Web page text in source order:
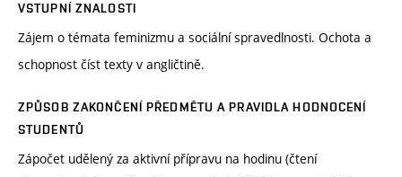
VSTUPNÍ ZNALOSTI
Zájem o témata feminizmu a sociální spravedlnosti. Ochota a
schopnost číst texty v angličtině.
ZPŮSOB ZAKONČENÍ PŘEDMĚTU A PRAVIDLA HODNOCENÍ
STUDENTŮ
Zápočet udělený za aktivní přípravu na hodinu (čtení